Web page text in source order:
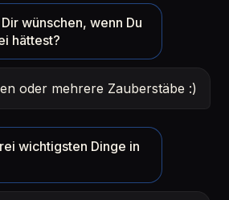
wünschen, wenn Du
hättest?
oder mehrere Zauberstäbe :)
wichtigsten Dinge in